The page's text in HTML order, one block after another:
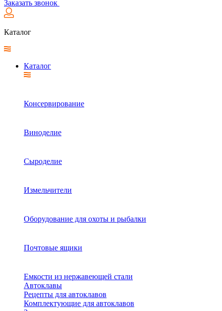
Заказать звонок
Каталог
Каталог
Консервирование
Виноделие
Сыроделие
Измельчители
Оборудование для охоты и рыбалки
Почтовые ящики
Емкости из нержавеющей стали
Автоклавы
Рецепты для автоклавов
Комплектующие для автоклавов